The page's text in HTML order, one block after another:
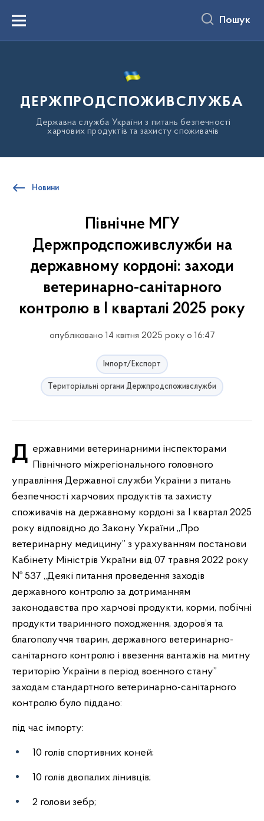
вмістуMenu Пошук
ДЕРЖПРОДСПОЖИВСЛУЖБА
Державна служба України з питань безпечності
харчових продуктів та захисту споживачів
Новини
Північне МГУ
Держпродспоживслужби на
державному кордоні: заходи
ветеринарно-санітарного
контролю в І кварталі 2025 року
опубліковано 14 квітня 2025 року о 16:47
Імпорт/Експорт
Територіальні органи Держпродспоживслужби
Державними ветеринарними інспекторами Північного міжрегіонального головного
управління Державної служби України з питань
безпечності харчових продуктів та захисту
споживачів на державному кордоні за І квартал 2025
року відповідно до Закону України „Про
ветеринарну медицину” з урахуванням постанови
Кабінету Міністрів України від 07 травня 2022 року
№ 537 „Деякі питання проведення заходів
державного контролю за дотриманням
законодавства про харчові продукти, корми, побічні
продукти тваринного походження, здоров’я та
благополуччя тварин, державного ветеринарно-
санітарного контролю і ввезення вантажів на митну
територію України в період воєнного стану”
заходам стандартного ветеринарно-санітарного
контролю було піддано:
під час імпорту:
10 голів спортивних коней;
10 голів двопалих лінивців;
2 голови зебр;